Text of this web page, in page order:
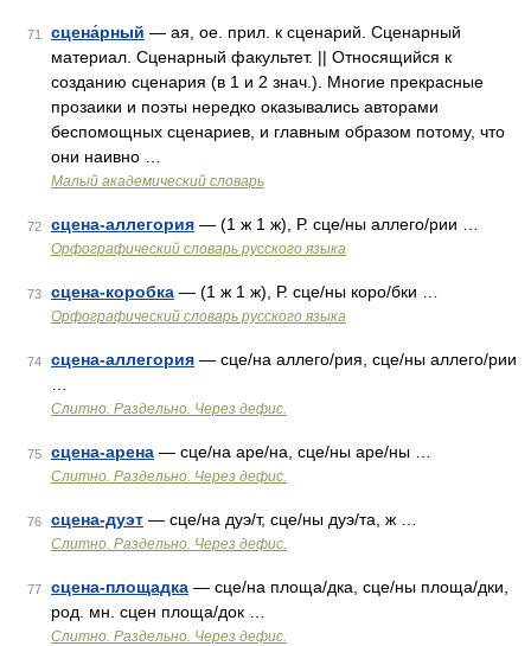
71 сцена́рный — ая, ое. прил. к сценарий. Сценарный
материал. Сценарный факультет. || Относящийся к
созданию сценария (в 1 и 2 знач.). Многие прекрасные
прозаики и поэты нередко оказывались авторами
беспомощных сценариев, и главным образом потому, что
они наивно …
Малый академический словарь
72 сцена-аллегория — (1 ж 1 ж), Р. сце/ны аллего/рии …
Орфографический словарь русского языка
73 сцена-коробка — (1 ж 1 ж), Р. сце/ны коро/бки …
Орфографический словарь русского языка
74 сцена-аллегория — сце/на аллего/рия, сце/ны аллего/рии
Слитно. Раздельно. Через дефис.
75 сцена-арена — сце/на аре/на, сце/ны аре/ны …
Слитно. Раздельно. Через дефис.
76 сцена-дуэт — сце/на дуэ/т, сце/ны дуэ/та, ж …
Слитно. Раздельно. Через дефис.
77 сцена-площадка — сце/на площа/дка, сце/ны площа/дки,
род. мн. сцен площа/док …
Слитно. Раздельно. Через дефис.